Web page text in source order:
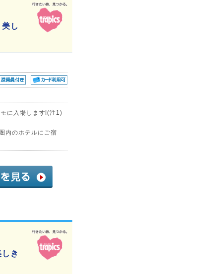
し
に入場します!(注1)
内のホテルにご宿
き